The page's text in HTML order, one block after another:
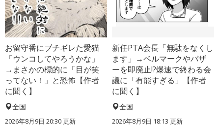
お留守番にブチギレた愛猫
「ウンコしてやろうかな」
→まさかの標的に「目が笑
ってない！」と恐怖【作者
に聞く】
全国
2026年8月9日 20:30更新
新任PTA会長「無駄をなくし
ます」→ベルマークやバザ
ーを即廃止!?爆速で終わる会
議に「有能すぎる」【作者
に聞く】
全国
2026年8月9日 18:13 更新